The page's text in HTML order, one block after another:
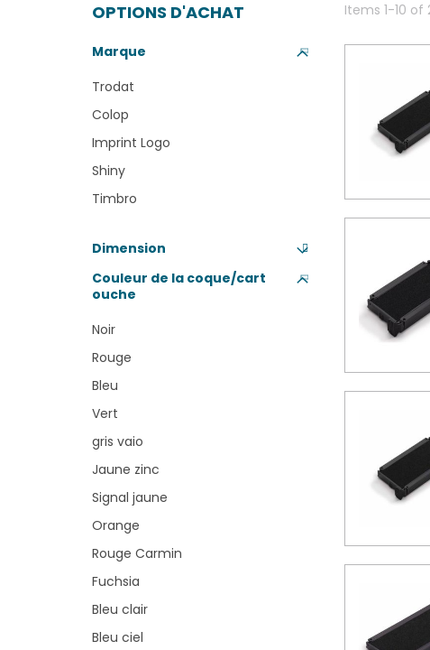
Items 1-10 of
OPTIONS D'ACHAT
Marque
Trodat
Colop
Imprint Logo
Shiny
Timbro
Dimension
Couleur de la coque/cart
ouche
Noir
Rouge
Bleu
Vert
gris vaio
Jaune zinc
Signal jaune
Orange
Rouge Carmin
Fuchsia
Bleu clair
Bleu ciel